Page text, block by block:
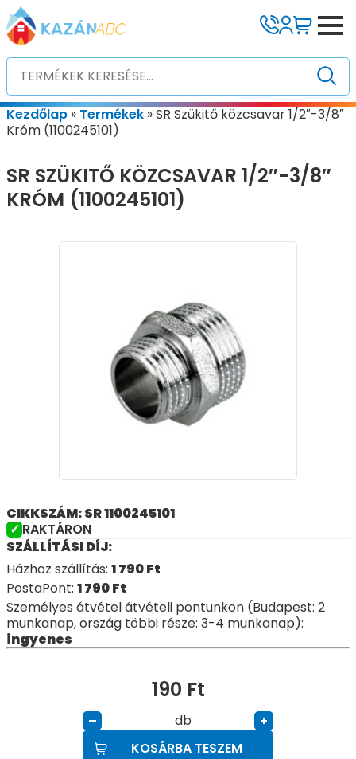
Kezdőlap » Termékek »SR Szükitő közcsavar 1/2″-3/8″
Króm (1100245101)
SR SZÜKITŐ KÖZCSAVAR 1/2″-3/8″
KRÓM (1100245101)
CIKKSZÁM: SR 1100245101
RAKTÁRON
SZÁLLÍTÁSI DÍJ:
Házhoz szállítás: 1 790Ft
PostaPont: 1 790Ft
Személyes átvétel átvételi pontunkon (Budapest: 2
munkanap, ország többi része: 3-4 munkanap):
ingyenes
190 Ft
– db
+
KOSÁRBA TESZEM